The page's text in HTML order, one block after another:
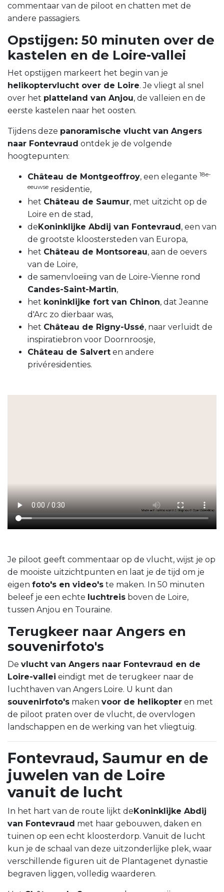
commentaar van de piloot en chatten met de
andere passagiers.
Opstijgen: 50 minuten over de
kastelen en de Loire-vallei
Het opstijgen markeert het begin van je
helikoptervlucht over de Loire. Je vliegt al snel
over het platteland van Anjou, de valleien en de
eerste kastelen naar het oosten.
Tijdens deze panoramische vlucht van Angers
naar Fontevraud ontdek je de volgende
hoogtepunten:
Château de Montgeoffroy, een elegante 18e-
eeuwse residentie,
het Château de Saumur, met uitzicht op de
Loire en de stad,
deKoninklijke Abdij van Fontevraud, een van
de grootste kloostersteden van Europa,
het Château de Montsoreau, aan de oevers
van de Loire,
de samenvloeiing van de Loire-Vienne rond
Candes-Saint-Martin,
het koninklijke fort van Chinon, dat Jeanne
d'Arc zo dierbaar was,
het Château de Rigny-Ussé, naar verluidt de
inspiratiebron voor Doornroosje,
Château de Salvert en andere
privéresidenties.
Je piloot geeft commentaar op de vlucht, wijst je op
de mooiste uitzichtpunten en laat je de tijd om je
eigen foto's en video's te maken. In 50 minuten
beleef je een echte luchtreis boven de Loire,
tussen Anjou en Touraine.
Terugkeer naar Angers en
souvenirfoto's
De vlucht van Angers naar Fontevraud en de
Loire-vallei eindigt met de terugkeer naar de
luchthaven van Angers Loire. U kunt dan
souvenirfoto's maken voor de helikopter en met
de piloot praten over de vlucht, de overvlogen
landschappen en de werking van het vliegtuig.
Fontevraud, Saumur en de
juwelen van de Loire
vanuit de lucht
In het hart van de route lijkt deKoninklijke Abdij
van Fontevraud met haar gebouwen, daken en
tuinen op een echt kloosterdorp. Vanuit de lucht
kun je de schaal van deze uitzonderlijke plek, waar
verschillende figuren uit de Plantagenet dynastie
begraven liggen, volledig waarderen.